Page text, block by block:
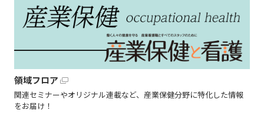
領域フロア
関連セミナーやオリジナル連載など、産業保健分野に特化した情報
をお届け！